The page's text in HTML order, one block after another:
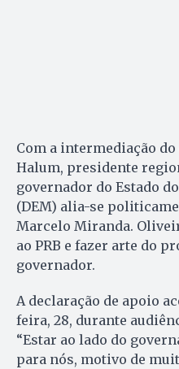
Com a intermediação
Halum, presidente
governador do Estado
(DEM) alia-se
Marcelo Miranda.
ao PRB e fazer arte do
governador.
A declaração de apoio
feira, 28, durante
“Estar ao lado do
para nós, motivo de